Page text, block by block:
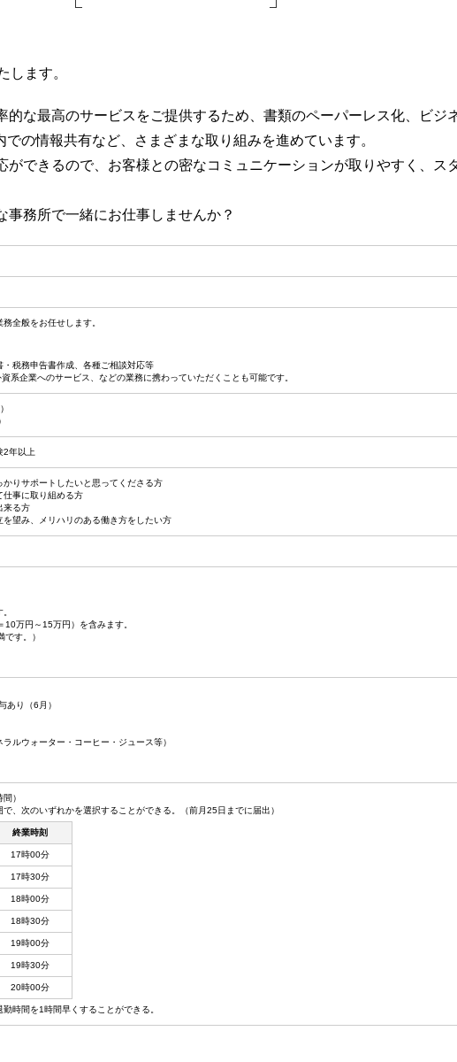
します。
的な最高のサービスをご提供するため、書類のペーパーレス化、ビジ
の情報共有など、さまざまな取り組みを進めています。
できるので、お客様との密なコミュニケーションが取りやすく、ス
務所で一緒にお仕事しませんか？
全般をお任せします。
税務申告書作成、各種ご相談対応等
系企業へのサービス、などの業務に携わっていただくことも可能です。
2年以上
りサポートしたいと思ってくださる方
仕事に取り組める方
来る方
望み、メリハリのある働き方をしたい方
万円～15万円）を含みます。
です。）
あり（6月）
ルウォーター・コーヒー・ジュース等）
）
、次のいずれかを選択することができる。（前月25日までに届出）
終業時刻
17時00分
17時30分
18時00分
18時30分
19時00分
19時30分
20時00分
時間を1時間早くすることができる。